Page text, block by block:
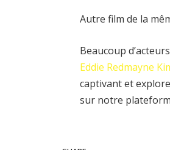
Autre film de la
Beaucoup
Eddie Redmayne
captivant et
sur notre